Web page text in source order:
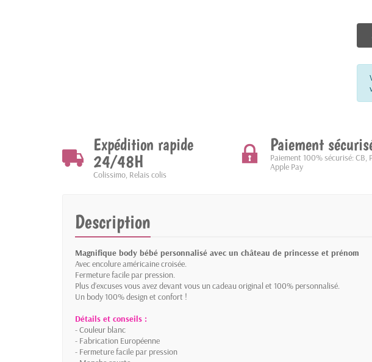
Expédition rapide
24/48H
Colissimo, Relais colis
Paiement
Paiement 100% sécurisé: CB,
Apple Pay
Description
Magnifique body bébé personnalisé avec un château de princesse et prénom
Avec encolure américaine croisée.
Fermeture facile par pression.
Plus d’excuses vous avez devant vous un cadeau original et 100% personnalisé.
Un body 100% design et confort !
Détails et conseils :
- Couleur blanc
- Fabrication Européenne
- Fermeture facile par pression